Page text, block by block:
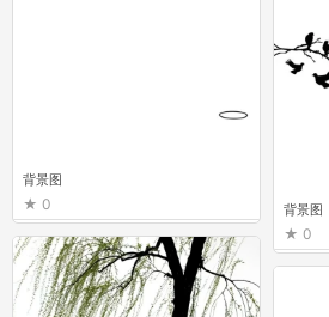
背景图
0 背景图
0